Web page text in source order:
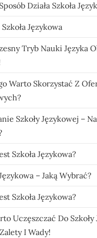
Działa Szkoła
Szkoła Językowa
Tryb Nauki Języka
Warto Skorzystać Z
Szkoły Językowej –
Szkoła Językowa?
– Jaką Wybrać?
Szkoła Językowa?
Uczęszczać Do Szkoły
I Wady!